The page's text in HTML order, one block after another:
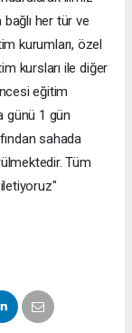
bağlı her tür ve
kurumları, özel
kursları ile diğer
eğitim
günü 1 gün
sahada
Tüm